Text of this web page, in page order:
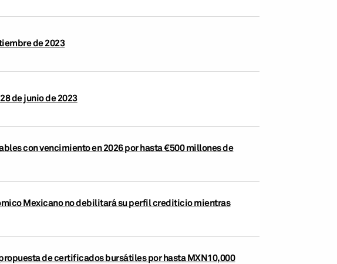
de 2023
de junio de 2023
con vencimiento en 2026 por hasta €500 millones de
Mexicano no debilitará su perfil crediticio mientras
de certificados bursátiles por hasta MXN10,000